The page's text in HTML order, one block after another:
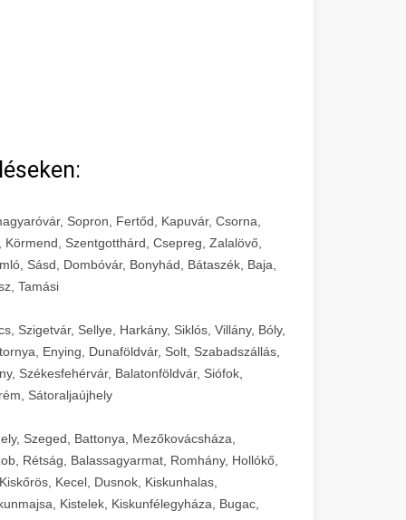
Sopron, Fertőd, Kapuvár, Csorna,
Szentgotthárd, Csepreg, Zalalövő,
Sásd, Dombóvár, Bonyhád, Bátaszék, Baja,
Tamási
Szigetvár, Sellye, Harkány, Siklós, Villány, Bóly,
Enying, Dunaföldvár, Solt, Szabadszállás,
Székesfehérvár, Balatonföldvár, Siófok,
Sátoraljaújhely
Szeged, Battonya, Mezőkovácsháza,
Rétság, Balassagyarmat, Romhány, Hollókő,
Kecel, Dusnok, Kiskunhalas,
Kistelek, Kiskunfélegyháza, Bugac,